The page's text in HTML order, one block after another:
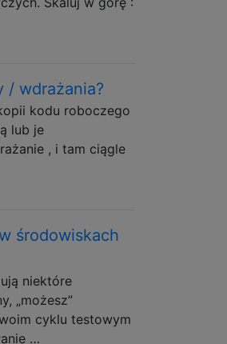
/ wdrażania?
kodu roboczego
lub je
, i tam ciągle
środowiskach
niektóre
„możesz”
cyklu testowym
…